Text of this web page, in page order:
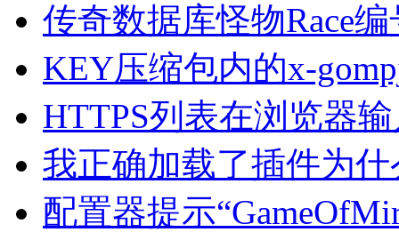
传奇数据库怪物Race
KEY压缩包内的x-
HTTPS列表在浏览器
我正确加载了插件为
配置器提示